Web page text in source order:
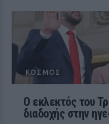
ΚΌΣΜΟΣ
Ο εκλεκτός του
διαδοχής στην